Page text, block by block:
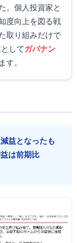
。個人投資家と
度向上を図る戦
取り組みだけで
して ガバナン
す。
益となったも
は前期比